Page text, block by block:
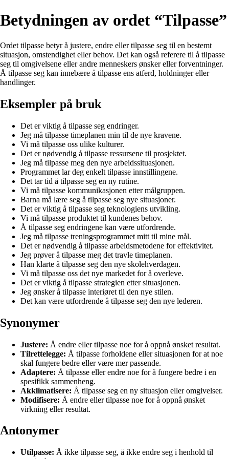
Betydningen av ordet “Tilpasse”
Ordet tilpasse betyr å justere, endre eller tilpasse seg til en bestemt
situasjon, omstendighet eller behov. Det kan også referere til å tilpasse
seg til omgivelsene eller andre menneskers ønsker eller forventninger.
Å tilpasse seg kan innebære å tilpasse ens atferd, holdninger eller
handlinger.
Eksempler på bruk
Det er viktig å tilpasse seg endringer.
Jeg må tilpasse timeplanen min til de nye kravene.
Vi må tilpasse oss ulike kulturer.
Det er nødvendig å tilpasse ressursene til prosjektet.
Jeg må tilpasse meg den nye arbeidssituasjonen.
Programmet lar deg enkelt tilpasse innstillingene.
Det tar tid å tilpasse seg en ny rutine.
Vi må tilpasse kommunikasjonen etter målgruppen.
Barna må lære seg å tilpasse seg nye situasjoner.
Det er viktig å tilpasse seg teknologiens utvikling.
Vi må tilpasse produktet til kundenes behov.
Å tilpasse seg endringene kan være utfordrende.
Jeg må tilpasse treningsprogrammet mitt til mine mål.
Det er nødvendig å tilpasse arbeidsmetodene for effektivitet.
Jeg prøver å tilpasse meg det travle timeplanen.
Han klarte å tilpasse seg den nye skolehverdagen.
Vi må tilpasse oss det nye markedet for å overleve.
Det er viktig å tilpasse strategien etter situasjonen.
Jeg ønsker å tilpasse interiøret til den nye stilen.
Det kan være utfordrende å tilpasse seg den nye lederen.
Synonymer
Justere: Å endre eller tilpasse noe for å oppnå ønsket resultat.
Tilrettelegge: Å tilpasse forholdene eller situasjonen for at noe
skal fungere bedre eller være mer passende.
Adaptere: Å tilpasse eller endre noe for å fungere bedre i en
spesifikk sammenheng.
Akklimatisere: Å tilpasse seg en ny situasjon eller omgivelser.
Modifisere: Å endre eller tilpasse noe for å oppnå ønsket
virkning eller resultat.
Antonymer
Utilpasse: Å ikke tilpasse seg, å ikke endre seg i henhold til